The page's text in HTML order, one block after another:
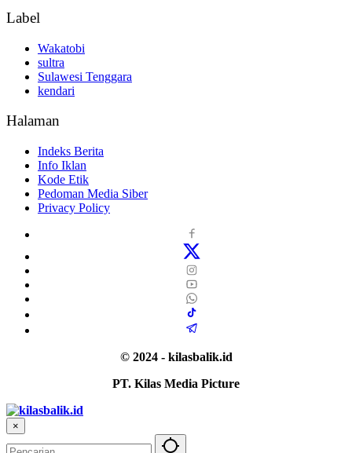
Label
Wakatobi
sultra
Sulawesi Tenggara
kendari
Halaman
Indeks Berita
Info Iklan
Kode Etik
Pedoman Media Siber
Privacy Policy
© 2024 - kilasbalik.id
PT. Kilas Media Picture
×